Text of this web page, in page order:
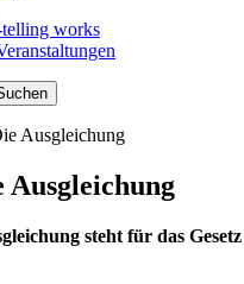
works
steht für das